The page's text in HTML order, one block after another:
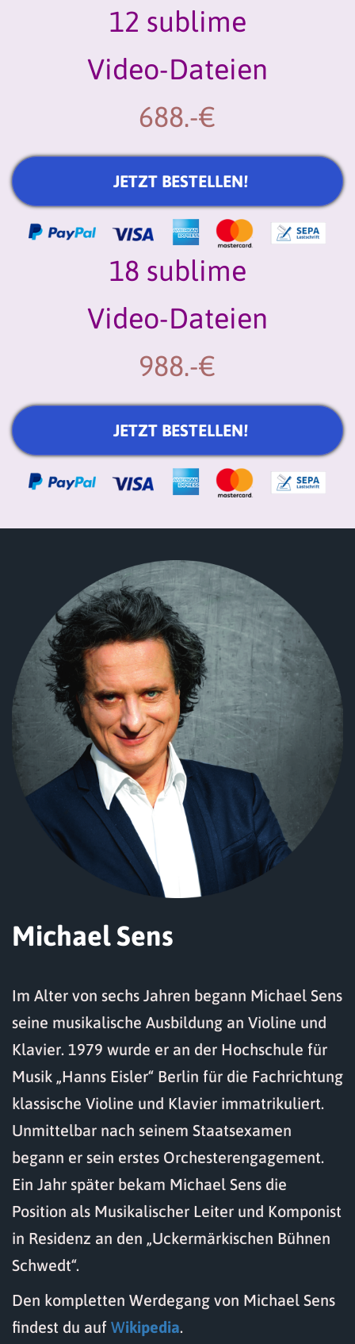
12 sublime
Video-Dateien
688.-€
JETZT BESTELLEN!
18 sublime
Video-Dateien
988.-€
JETZT BESTELLEN!
Michael Sens
Im Alter von sechs Jahren begann Michael Sens
seine musikalische Ausbildung an Violine und
Klavier. 1979 wurde er an der Hochschule für
Musik „Hanns Eisler“ Berlin für die Fachrichtung
klassische Violine und Klavier immatrikuliert.
Unmittelbar nach seinem Staatsexamen
begann er sein erstes Orchesterengagement.
Ein Jahr später bekam Michael Sens die
Position als Musikalischer Leiter und Komponist
in Residenz an den „Uckermärkischen Bühnen
Schwedt“.
Den kompletten Werdegang von Michael Sens
findest du auf Wikipedia.